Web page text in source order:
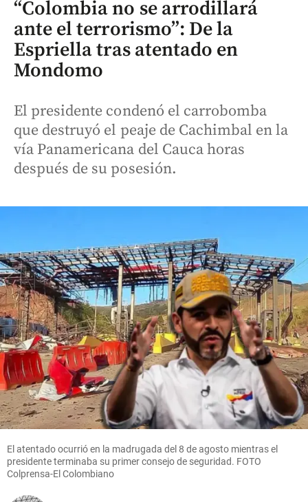
“Colombia no se arrodillará
ante el terrorismo”: De la
Espriella tras atentado en
Mondomo
El presidente condenó el carrobomba
que destruyó el peaje de Cachimbal en la
vía Panamericana del Cauca horas
después de su posesión.
El atentado ocurrió en la madrugada del 8 de agosto mientras el
presidente terminaba su primer consejo de seguridad. FOTO
Colprensa-El Colombiano